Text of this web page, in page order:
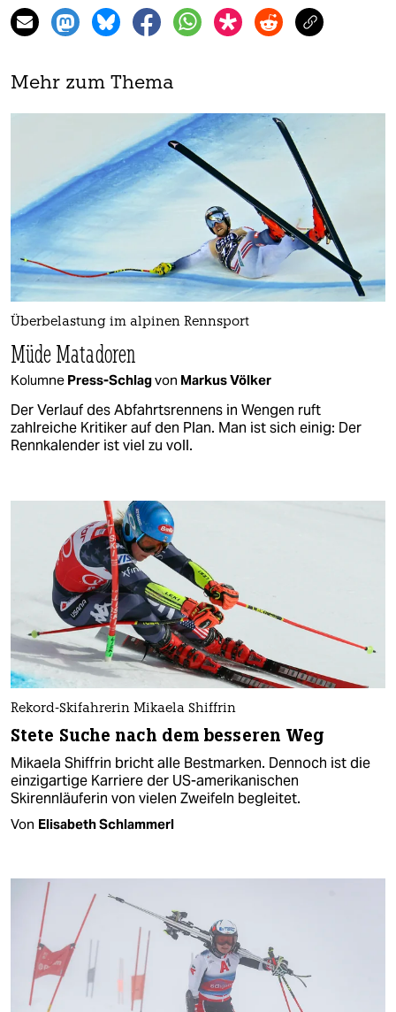
Mehr zum Thema
Überbelastung im alpinen Rennsport
Müde Matadoren
Kolumne Press-Schlagvon Markus Völker
Der Verlauf des Abfahrtsrennens in Wengen ruft
zahlreiche Kritiker auf den Plan. Man ist sich einig: Der
Rennkalender ist viel zu voll.
Rekord-Skifahrerin Mikaela Shiffrin
Stete Suche nach dem besseren Weg
Mikaela Shiffrin bricht alle Bestmarken. Dennoch ist die
einzigartige Karriere der US-amerikanischen
Skirennläuferin von vielen Zweifeln begleitet.
Von Elisabeth Schlammerl